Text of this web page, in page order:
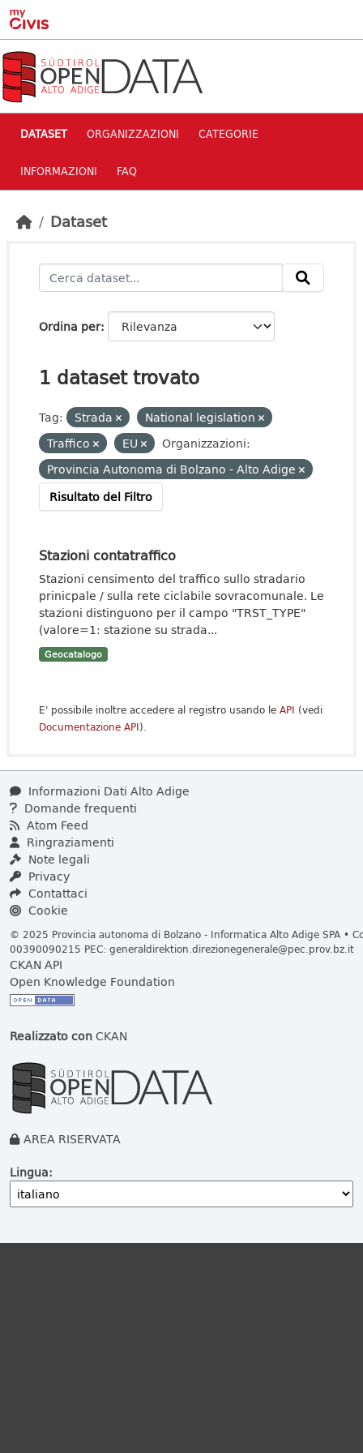
Skip to main content
DATASET ORGANIZZAZIONI CATEGORIE
INFORMAZIONI FAQ
Dataset
Ordina per
1 dataset trovato
Tag: Strada
National legislation
Traffico
EU
Organizzazioni:
Provincia Autonoma di Bolzano - Alto Adige
Risultato del Filtro
Stazioni contatraffico
Stazioni censimento del traffico sullo stradario
prinicpale / sulla rete ciclabile sovracomunale. Le
stazioni distinguono per il campo "TRST_TYPE"
(valore=1: stazione su strada...
Geocatalogo
E' possibile inoltre accedere al registro usando le API (vedi
Documentazione API).
Informazioni Dati Alto Adige
Domande frequenti
Atom Feed
Ringraziamenti
Note legali
Privacy
Contattaci
Cookie
© 2025 Provincia autonoma di Bolzano - Informatica Alto Adige SPA •
00390090215 PEC: generaldirektion.direzionegenerale@pec.prov.bz.it
CKAN API
Open Knowledge Foundation
Realizzato conCKAN
AREA RISERVATA
Lingua